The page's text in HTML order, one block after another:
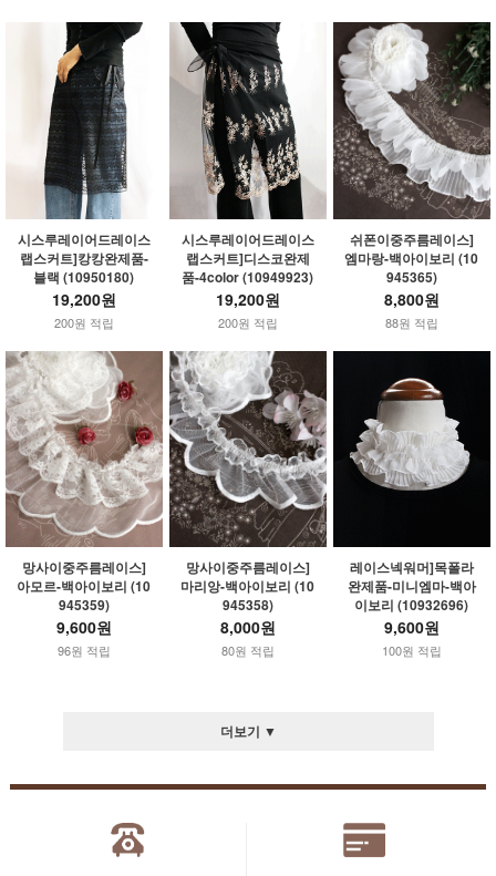
시스루레이어드레이스
랩스커트]캉캉완제품-
블랙 (10950180)
19,200원
200원 적립
시스루레이어드레이스
랩스커트]디스코완제
품-4color (10949923)
19,200원
200원 적립
쉬폰이중주름레이스]
엠마랑-백아이보리 (10
945365)
8,800원
88원 적립
망사이중주름레이스]
아모르-백아이보리 (10
945359)
9,600원
96원 적립
망사이중주름레이스]
마리앙-백아이보리 (10
945358)
8,000원
80원 적립
레이스넥워머]목폴라
완제품-미니엠마-백아
이보리 (10932696)
9,600원
100원 적립
더보기 ▼